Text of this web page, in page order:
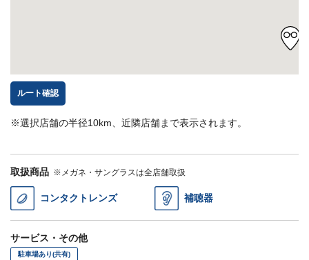
取扱商品 ※メガネ・サングラスは全店舗取扱
コンタクトレンズ 補聴器
サービス・その他
駐車場あり(共有)
ルート確認
※選択店舗の半径10km、近隣店舗まで表示されます。